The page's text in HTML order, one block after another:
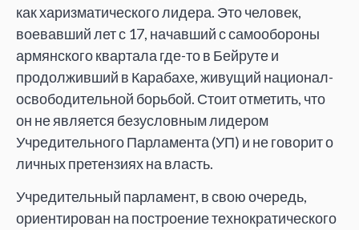
как харизматического лидера. Это человек,
воевавший лет с 17, начавший с самообороны
армянского квартала где-то в Бейруте и
продолживший в Карабахе, живущий национал-
освободительной борьбой. Стоит отметить, что
он не является безусловным лидером
Учредительного Парламента (УП) и не говорит о
личных претензиях на власть.
Учредительный парламент, в свою очередь,
ориентирован на построение технократического